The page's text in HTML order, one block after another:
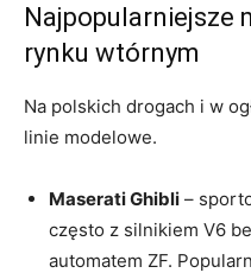
Najpopularniejsze
rynku wtórnym
Na polskich drogach i w
linie modelowe.
Maserati Ghibli –
często z silnikiem V6
automatem ZF.